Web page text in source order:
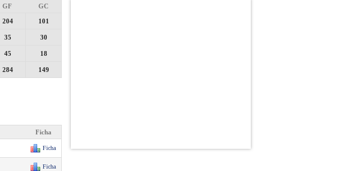
GF GC
204 101
35 30
45 18
284 149
Ficha
Ficha
Ficha